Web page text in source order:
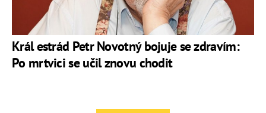
Král estrád Petr Novotný bojuje se zdravím:
Po mrtvici se učil znovu chodit